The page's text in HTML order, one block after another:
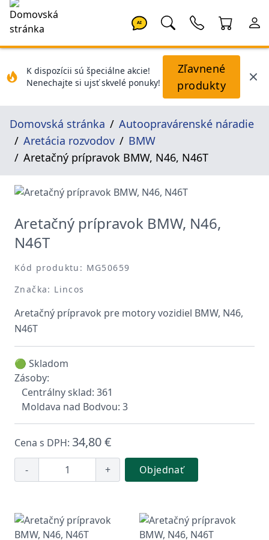
AI
K dispozícii sú špeciálne akcie!
Nenechajte si ujsť skvelé ponuky!
Zľavnené
produkty
Domovská stránka
Autoopravárenské náradie
Aretácia rozvodov
BMW
Aretačný prípravok BMW, N46, N46T
Aretačný prípravok BMW, N46,
N46T
Kód produktu: MG50659
Značka: Lincos
Aretačný prípravok pre motory vozidiel BMW, N46,
N46T
🟢 Skladom
Zásoby:
Centrálny sklad: 361
Moldava nad Bodvou: 3
Cena s DPH: 34,80 €
- + Objednať